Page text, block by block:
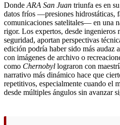
Donde ARA San Juan triunfa es en
datos fríos —presiones hidrostáticas,
comunicaciones satelitales— en una
rigor. Los expertos, desde ingenieros
seguridad, aportan perspectivas
edición podría haber sido más audaz
con imágenes de archivo o
como Chernobyl lograron con
narrativo más dinámico hace que
repetitivos, especialmente cuando el
desde múltiples ángulos sin avanzar